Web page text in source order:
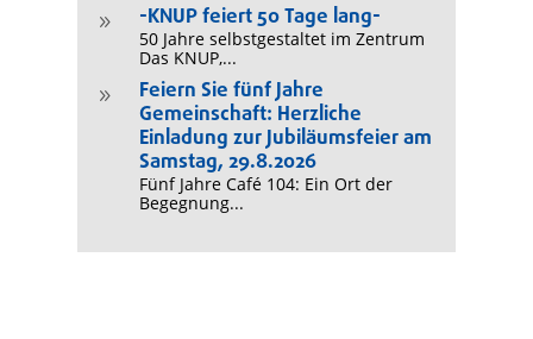
9 -KNUP feiert 50 Tage lang-
50 Jahre selbstgestaltet im Zentrum
Das KNUP,...
9
Feiern Sie fünf Jahre
Gemeinschaft: Herzliche
Einladung zur Jubiläumsfeier am
Samstag, 29.8.2026
Fünf Jahre Café 104: Ein Ort der
Begegnung...